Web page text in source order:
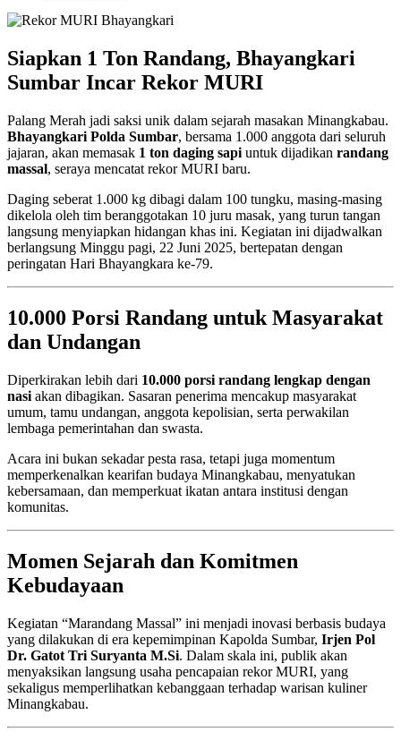
Siapkan 1 Ton Randang, Bhayangkari
Sumbar Incar Rekor MURI
Palang Merah jadi saksi unik dalam sejarah masakan Minangkabau.
Bhayangkari Polda Sumbar, bersama 1.000 anggota dari seluruh
jajaran, akan memasak 1 ton daging sapi untuk dijadikan randang
massal, seraya mencatat rekor MURI baru.
Daging seberat 1.000 kg dibagi dalam 100 tungku, masing-masing
dikelola oleh tim beranggotakan 10 juru masak, yang turun tangan
langsung menyiapkan hidangan khas ini. Kegiatan ini dijadwalkan
berlangsung Minggu pagi, 22 Juni 2025, bertepatan dengan
peringatan Hari Bhayangkara ke-79.
10.000 Porsi Randang untuk Masyarakat
dan Undangan
Diperkirakan lebih dari 10.000 porsi randang lengkap dengan
nasi akan dibagikan. Sasaran penerima mencakup masyarakat
umum, tamu undangan, anggota kepolisian, serta perwakilan
lembaga pemerintahan dan swasta.
Acara ini bukan sekadar pesta rasa, tetapi juga momentum
memperkenalkan kearifan budaya Minangkabau, menyatukan
kebersamaan, dan memperkuat ikatan antara institusi dengan
komunitas.
Momen Sejarah dan Komitmen
Kebudayaan
Kegiatan “Marandang Massal” ini menjadi inovasi berbasis budaya
yang dilakukan di era kepemimpinan Kapolda Sumbar, Irjen Pol
Dr. Gatot Tri Suryanta M.Si. Dalam skala ini, publik akan
menyaksikan langsung usaha pencapaian rekor MURI, yang
sekaligus memperlihatkan kebanggaan terhadap warisan kuliner
Minangkabau.